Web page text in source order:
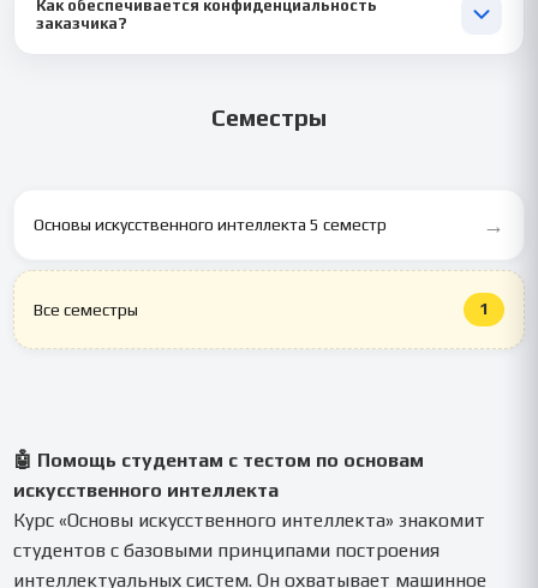
Как обеспечивается конфиденциальность
заказчика?
Семестры
Основы искусственного интеллекта 5 семестр →
Все семестры 1
🤖 Помощь студентам с тестом по основам
искусственного интеллекта
Курс «Основы искусственного интеллекта» знакомит
студентов с базовыми принципами построения
интеллектуальных систем. Он охватывает машинное